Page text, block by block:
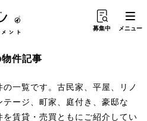
募集中 メニュー
件記事
の一覧です。古民家、平屋、リノ
ージ、町家、庭付き、豪邸な
賃貸・売買ともにご紹介してい